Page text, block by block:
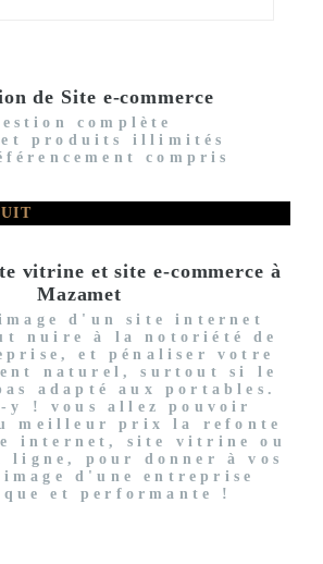
de Site e-commerce
complète
et produits illimités
compris
vitrine et site e-commerce à
Mazamet
d'un site internet
nuire à la notoriété de
et pénaliser votre
naturel, surtout si le
adapté aux portables.
y ! vous allez pouvoir
meilleur prix la refonte
internet, site vitrine ou
ligne, pour donner à vos
d'une entreprise
et performante !